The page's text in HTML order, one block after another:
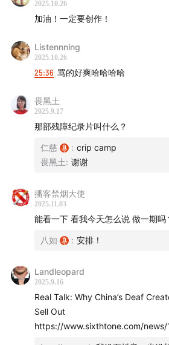
00:17:56— Weak disability rights
stories can only rely on feel-
00:20:35— "Out of My Mind"
00:27:07 — Scattered plot points:
driving, everything thrown
you trying to say?
00:49:07 — Rejecting "perfect
powerful disability narratives
【我们是谁 Who We Are】
残言片语是一档用残障视角看主流问
是人类无法逃避的脆弱性问题，我们
刻板印象，打击健全中心主义（
感知、理解、创造自己与世界。
“Disabled Talks” is a Chinese
mainstream issues through a
2025.10.26
加油！一定要创作！
Listennning
2025.10.26
25:36 骂的好爽哈哈哈哈
畏黑土
2025.9.17
那部残障纪录片叫什么？
仁慈 : crip camp
畏黑土: 谢谢
播客禁烟大使
2025.11.03
能看一下 看我今天怎么说 做一期吗
八如 : 安排！
Landleopard
2025.9.16
Real Talk: Why China’s Deaf
Sell Out
https://www.sixthtone.com/news/